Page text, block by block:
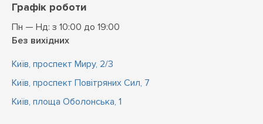
Графік роботи
Пн — Нд: з 10:00 до 19:00
Без вихідних
Київ, проспект Миру, 2/3
Київ, проспект Повітряних Сил, 7
Київ, площа Оболонська, 1